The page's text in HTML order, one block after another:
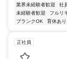
業界未経験者歓迎 社
未経験者歓迎
フルリ
ブランクOK
育休あり
正社員